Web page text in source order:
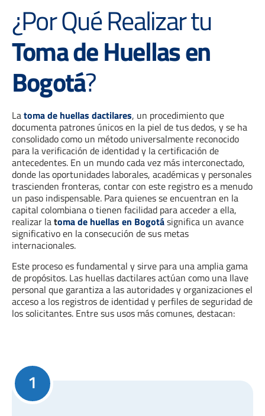
¿Por Qué Realizar tu
Toma de Huellas en
Bogotá?
Latoma de huellas dactilares, un procedimiento que
documenta patrones únicos en la piel de tus dedos, y se ha
consolidado como un método universalmente reconocido
para la verificación de identidad y la certificación de
antecedentes. En un mundo cada vez más interconectado,
donde las oportunidades laborales, académicas y personales
trascienden fronteras, contar con este registro es a menudo
un paso indispensable. Para quienes se encuentran en la
capital colombiana o tienen facilidad para acceder a ella,
realizar latoma de huellas en Bogotásignifica un avance
significativo en la consecución de sus metas
internacionales.
Este proceso es fundamental y sirve para una amplia gama
de propósitos. Las huellas dactilares actúan como una llave
personal que garantiza a las autoridades y organizaciones el
acceso a los registros de identidad y perfiles de seguridad de
los solicitantes. Entre sus usos más comunes, destacan:
1